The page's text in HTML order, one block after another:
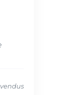
vendus